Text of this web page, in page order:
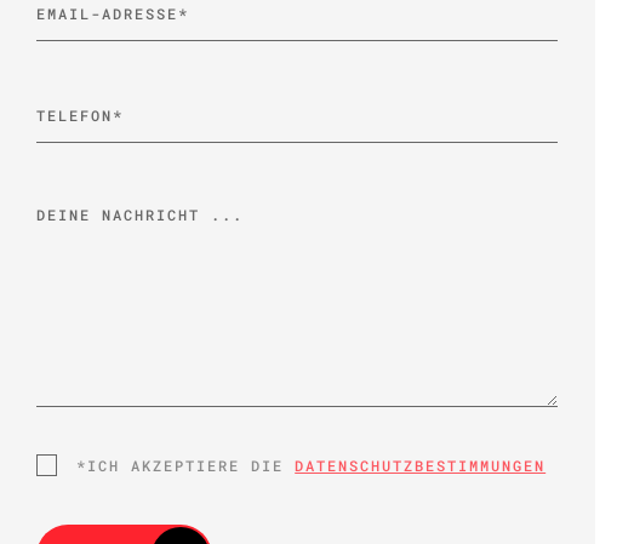
*ICH AKZEPTIERE DIEDATENSCHUTZ­BESTIMMUNGEN